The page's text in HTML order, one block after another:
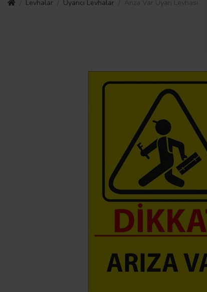
Levhalar Uyarıcı Levhalar Arıza Var Uyarı Levhası